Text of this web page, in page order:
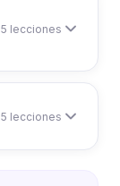
5 lecciones
5 lecciones